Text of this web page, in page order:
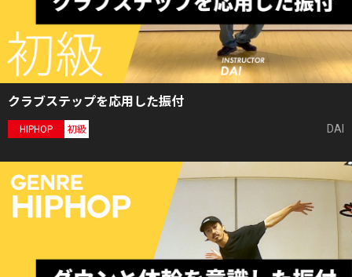
クラブステップを応用した振付
HIPHOP 初級 DAI